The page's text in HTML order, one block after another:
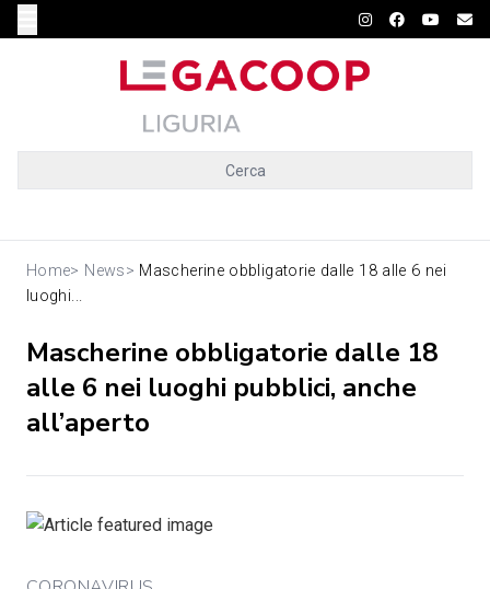
Cerca
Home> News> Mascherine obbligatorie dalle 18 alle 6 nei
luoghi...
Mascherine obbligatorie dalle 18
alle 6 nei luoghi pubblici, anche
all’aperto